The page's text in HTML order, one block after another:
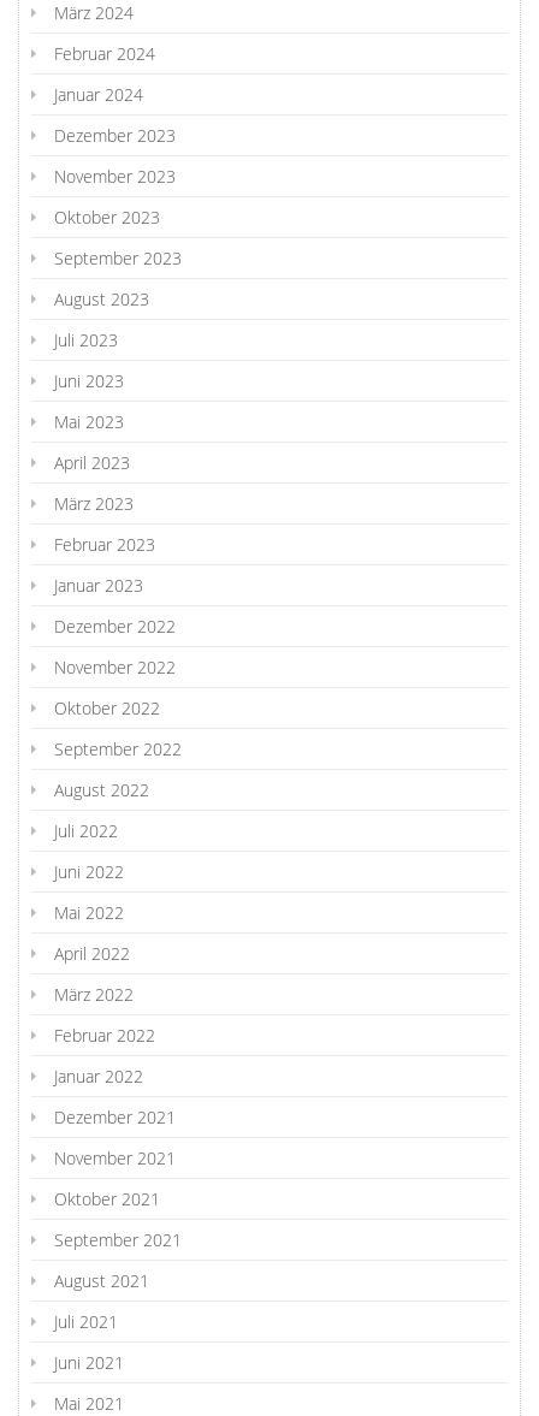
März 2024
Februar 2024
Januar 2024
Dezember 2023
November 2023
Oktober 2023
September 2023
August 2023
Juli 2023
Juni 2023
Mai 2023
April 2023
März 2023
Februar 2023
Januar 2023
Dezember 2022
November 2022
Oktober 2022
September 2022
August 2022
Juli 2022
Juni 2022
Mai 2022
April 2022
März 2022
Februar 2022
Januar 2022
Dezember 2021
November 2021
Oktober 2021
September 2021
August 2021
Juli 2021
Juni 2021
Mai 2021